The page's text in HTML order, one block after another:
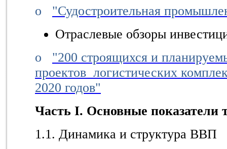
o "Судостроительная
Отраслевые обзоры
o "200 строящихся и
проектов логистических
2020 годов"
Часть I. Основные показатели
1.1. Динамика и структура ВВП